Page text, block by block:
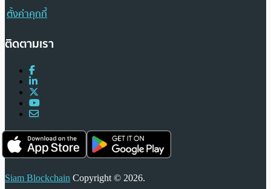
ตั้งค่าคุกกี้
ติดตามเรา
Siam Blockchain Copyright © 2026.